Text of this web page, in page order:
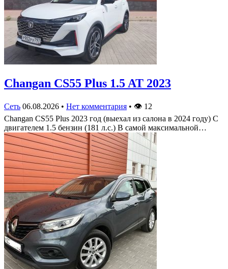
Changan CS55 Plus 1.5 AT 2023
Сеть 06.08.2026 • Нет комментария • 👁 12
Changan CS55 Plus 2023 год (выехал из салона в 2024 году) С
двигателем 1.5 бензин (181 л.с.) В самой максимальной…